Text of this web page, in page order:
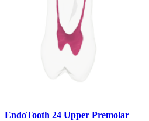
EndoTooth 24 Upper Premolar